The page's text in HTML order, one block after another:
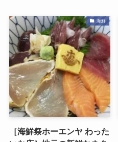
海鮮
［海鮮祭ホーエンヤ わった